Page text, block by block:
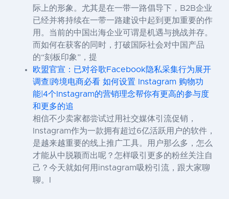
际上的形象。尤其是在一带一路倡导下，B2B企业
已经并将持续在一带一路建设中起到更加重要的作
用。当前的中国出海企业可谓是机遇与挑战并存。
而如何在获客的同时，打破国际社会对中国产品
的“刻板印象”，提
欧盟官宣：已对谷歌Facebook隐私采集行为展开
调查|跨境电商必看 如何设置 Instagram 购物功
能|4个Instagram的营销理念帮你有更高的参与度
和更多的追
相信不少卖家都尝试过用社交媒体引流促销，
Instagram作为一款拥有超过6亿活跃用户的软件，
是越来越重要的线上推广工具。用户那么多，怎么
才能从中脱颖而出呢？怎样吸引更多的粉丝关注自
己？今天就如何用instagram吸粉引流，跟大家聊
聊。I